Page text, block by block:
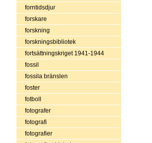
forntidsdjur
forskare
forskning
forskningsbibliotek
fortsättningskriget 1941-1944
fossil
fossila bränslen
foster
fotboll
fotografer
fotografi
fotografier